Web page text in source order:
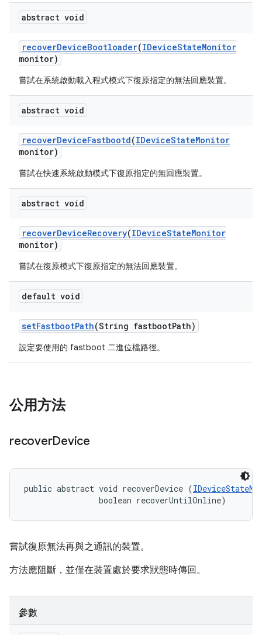
abstract void
recoverDeviceBootloader(IDeviceStateMonitor
monitor)
嘗試在系統啟動載入程式模式下復原指定的無法回應裝置。
abstract void
recoverDeviceFastbootd(IDeviceStateMonitor
monitor)
嘗試在快速系統啟動模式下復原指定的無回應裝置。
abstract void
recoverDeviceRecovery(IDeviceStateMonitor
monitor)
嘗試在復原模式下復原指定的無法回應裝置。
default void
setFastbootPath(String fastbootPath)
設定要使用的 fastboot 二進位檔路徑。
公用方法
recoverDevice
public abstract void recoverDevice (
                boolean recoverUntilOnline)
嘗試復原無法再與之通訊的裝置。
方法應阻斷，並僅在裝置處於要求狀態時傳回。
參數